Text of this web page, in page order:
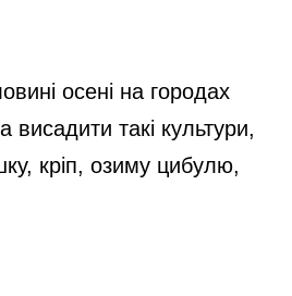
осені на городах
такі культури,
кріп, озиму цибулю,